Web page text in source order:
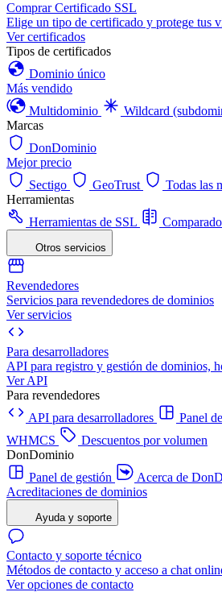
Comprar Certificado SSL
Elige un tipo de certificado y protege tus
Ver certificados
Tipos de certificados
Dominio único
Más vendido
Multidominio
Wildcard
Marcas
DonDominio
Mejor precio
Sectigo
GeoTrust
Todas las
Herramientas
Herramientas de SSL
Otros servicios
Revendedores
Servicios para revendedores de dominios
Ver servicios
Para desarrolladores
API para registro y gestión de dominios,
Ver API
Para revendedores
API para desarrolladores
Panel
WHMCS
Descuentos por volumen
DonDominio
Panel de gestión
Acerca de
Acreditaciones de dominios
Ayuda y soporte
Contacto y soporte técnico
Métodos de contacto y acceso a chat
Ver opciones de contacto